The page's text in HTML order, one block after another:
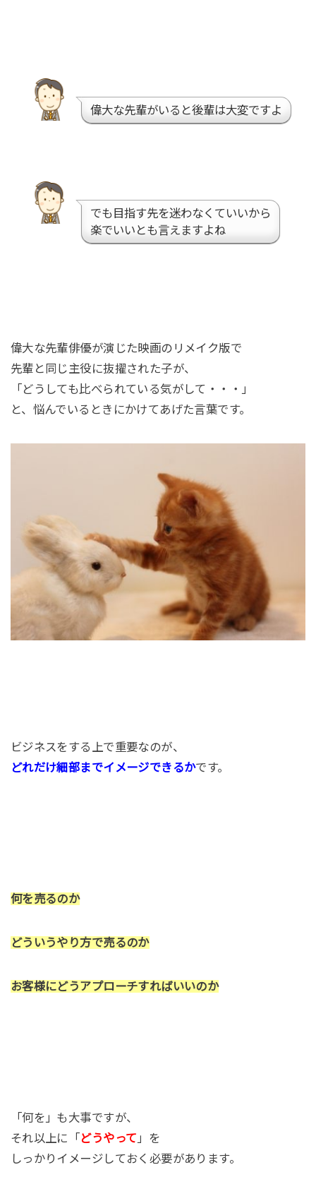
偉大な先輩がいると後輩は大変ですよ
でも目指す先を迷わなくていいから
楽でいいとも言えますよね
偉大な先輩俳優が演じた映画のリメイク版で
先輩と同じ主役に抜擢された子が、
「どうしても比べられている気がして・・・」
と、悩んでいるときにかけてあげた言葉です。
ビジネスをする上で重要なのが、
どれだけ細部までイメージできるかです。
何を売るのか
どういうやり方で売るのか
お客様にどうアプローチすればいいのか
「何を」も大事ですが、
それ以上に「どうやって 」を
しっかりイメージしておく必要があります。